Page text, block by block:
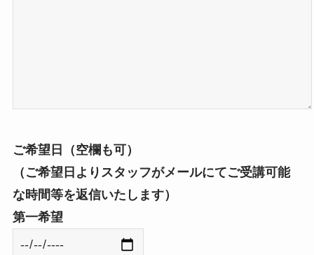
ご希望日（空欄も可）
（ご希望日よりスタッフがメールにてご受講可能
な時間等を返信いたします）
第一希望